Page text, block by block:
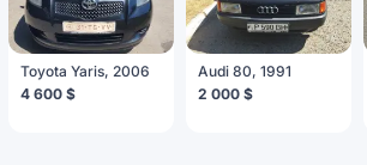
Toyota Yaris, 2006
4 600 $
Audi 80, 1991
2 000 $